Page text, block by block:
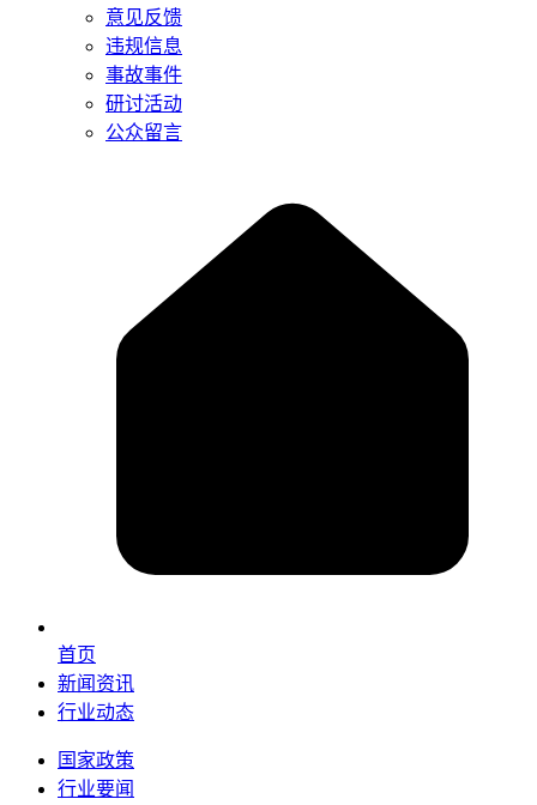
意见反馈
违规信息
事故事件
研讨活动
公众留言
首页
新闻资讯
行业动态
国家政策
行业要闻